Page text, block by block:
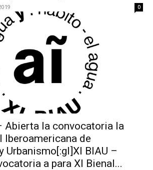
0
Abierta la convocatoria la
Iberoamericana de
Urbanismo[:gl]XI BIAU –
a para XI Bienal...